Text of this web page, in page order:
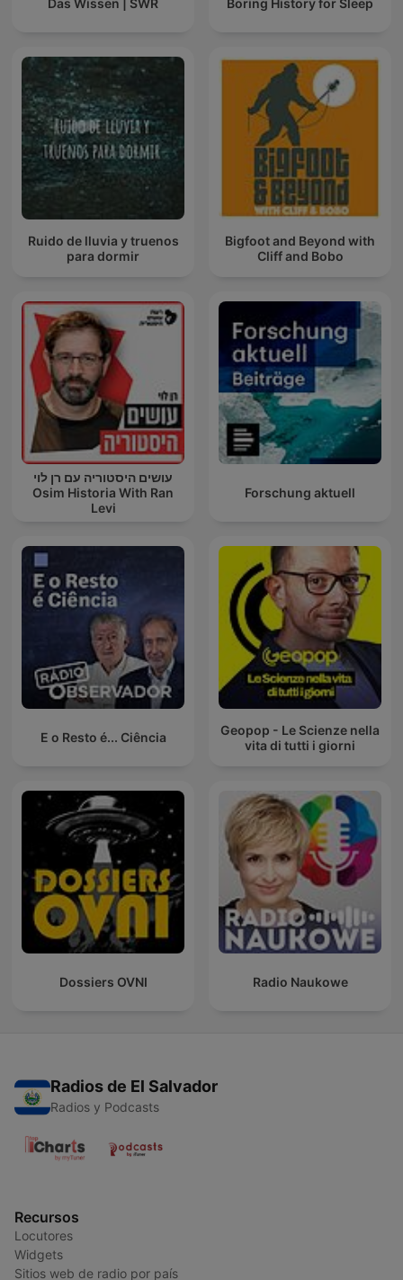
Das Wissen | SWR Boring History for Sleep
Ruido de lluvia y truenos
para dormir
Bigfoot and Beyond with
Cliff and Bobo
עושים היסטוריה עם רן לוי
Osim Historia With Ran
Levi
Forschung aktuell
E o Resto é... Ciência
Geopop - Le Scienze nella
vita di tutti i giorni
Dossiers OVNI Radio Naukowe
Radios de El Salvador
Radios y Podcasts
Recursos
Locutores
Widgets
Sitios web de radio por país